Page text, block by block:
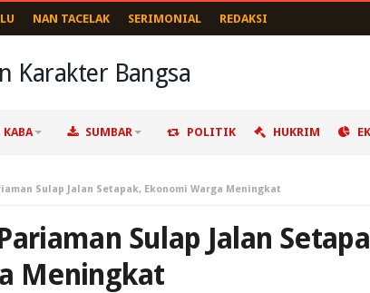
NAN TACELAK SERIMONIAL REDAKSI
KABA SUMBAR POLITIK HUKRIM
Sulap Jalan Setapak, Ekonomi Warga Meningkat
Sulap Jalan
Meningkat